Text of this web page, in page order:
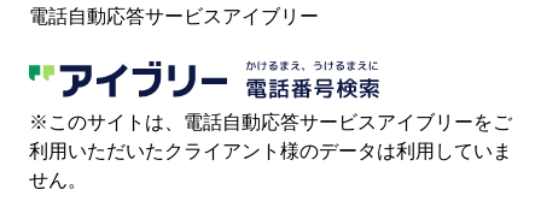
電話自動応答サービスアイブリー
※このサイトは、電話自動応答サービスアイブリーをご
利用いただいたクライアント様のデータは利用していま
せん。